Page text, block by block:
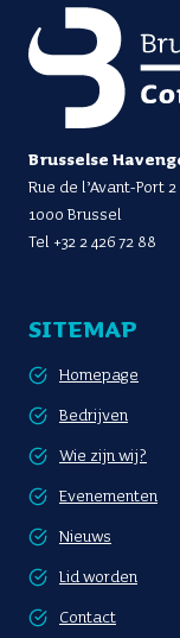
Brusselse
Rue de l’Avant-Port 2
1000 Brussel
Tel +32 2 426 72 88
SITEMAP
Homepage
Bedrijven
Wie zijn wij?
Evenementen
Nieuws
Lid worden
Contact